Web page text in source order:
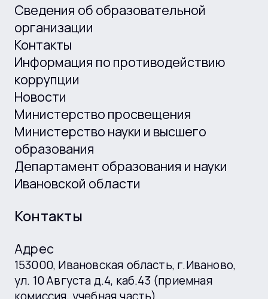
Сведения об образовательной
организации
Контакты
Информация по противодействию
коррупции
Новости
Министерство просвещения
Министерство науки и высшего
образования
Департамент образования и науки
Ивановской области
Контакты
Адрес
153000, Ивановская область, г.Иваново,
ул. 10 Августа д.4, каб.43 (приемная
комиссия, учебная часть)